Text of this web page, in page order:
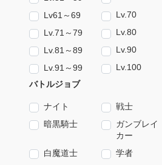
Lv61～69
Lv.70
Lv.71～79
Lv.80
Lv.81～89
Lv.90
Lv.91～99
Lv.100
バトルジョブ
ナイト
戦士
暗黒騎士
ガンブレイ
カー
白魔道士
学者